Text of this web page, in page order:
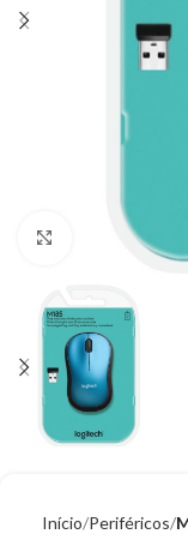
Clique para
Início Periféricos